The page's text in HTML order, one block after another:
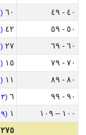
٤٠ - ٤٩ ٦٠ (١١.٣٤%)
٥٠ - ٥٩ ٤٢ (٧.٩٤%)
٦٠ - ٦٩ ٢٧ (٥.١٠%)
٧٠ - ٧٩ ١٥ (٢.٨٤%)
٨٠ - ٨٩ ١١ (٢.٠٨%)
٩٠ - ٩٩ ٦ (١.١٣%)
١٠٠ – ١٠٩ ١ (٠.١٩%)
٢٧٥